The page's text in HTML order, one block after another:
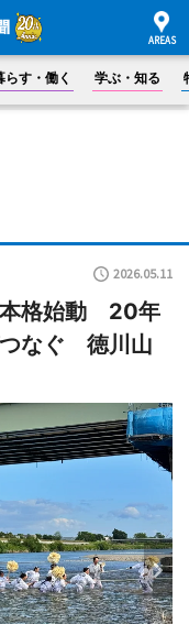
らす・働く 学ぶ・知る
2026.05.11
本格始動 20年
つなぐ 徳川山